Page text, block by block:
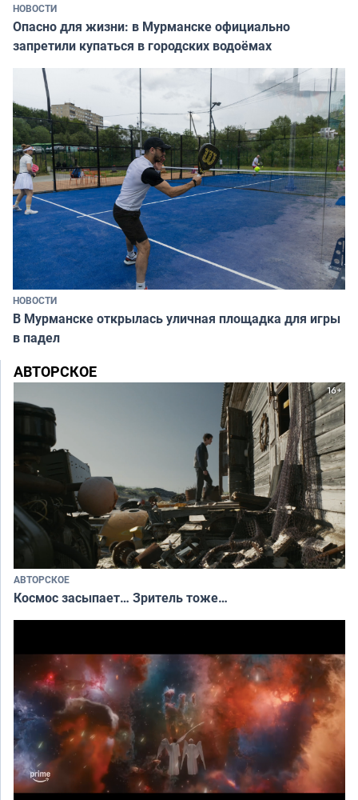
НОВОСТИ
Опасно для жизни: в Мурманске официально
запретили купаться в городских водоёмах
НОВОСТИ
В Мурманске открылась уличная площадка для игры
в падел
АВТОРСКОЕ
АВТОРСКОЕ
Космос засыпает… Зритель тоже…